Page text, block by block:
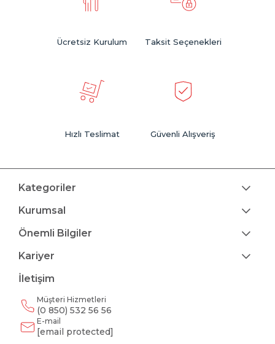
Ücretsiz Kurulum Taksit Seçenekleri
Hızlı Teslimat Güvenli Alışveriş
Kategoriler
Kurumsal
Önemli Bilgiler
Kariyer
İletişim
Müşteri Hizmetleri
(0 850) 532 56 56
E-mail
[email protected]